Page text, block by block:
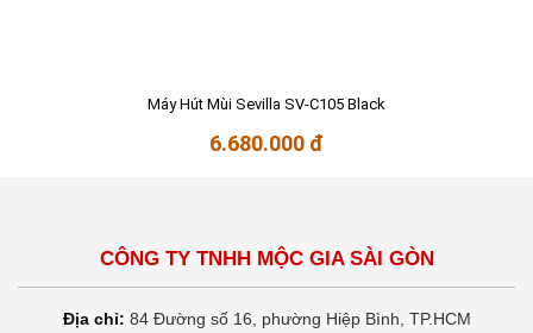
Máy Hút Mùi Sevilla SV-C105 Black
6.680.000 đ
CÔNG TY TNHH MỘC GIA SÀI GÒN
Địa chỉ: 84 Đường số 16, phường Hiệp Bình, TP.HCM